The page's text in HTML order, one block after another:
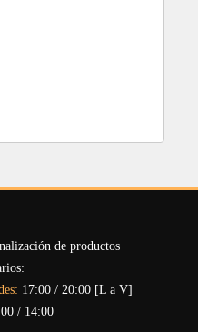
17:00 / 20:00 [L a V]
/ 14:00